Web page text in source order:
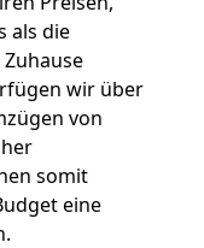
als die
wir über
von
somit
eine